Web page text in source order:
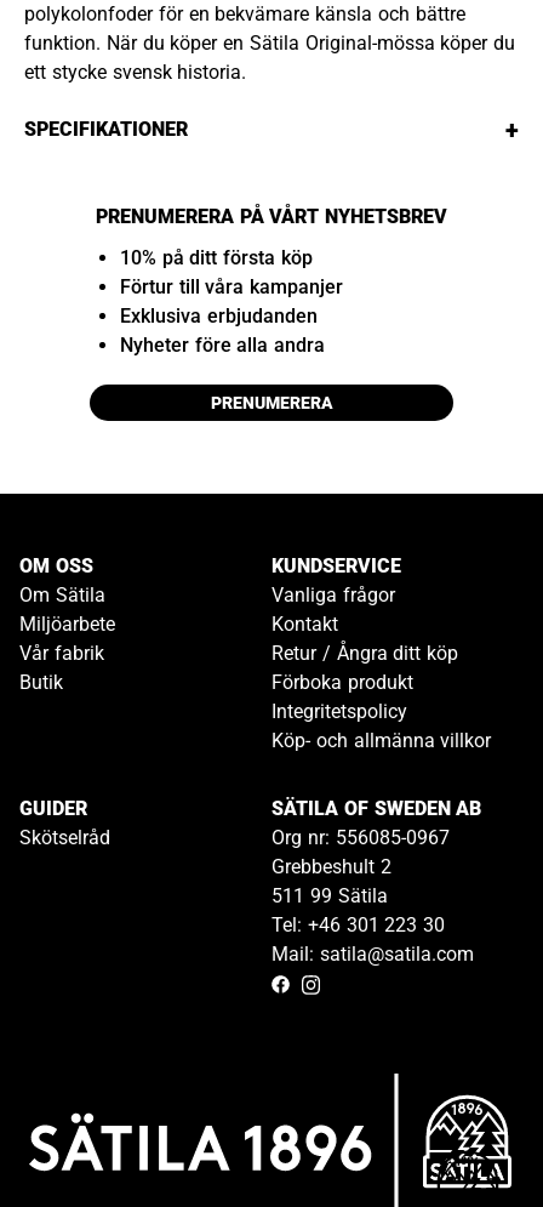
polykolonfoder för en bekvämare känsla och bättre
funktion. När du köper en Sätila Original-mössa köper du
ett stycke svensk historia.
SPECIFIKATIONER +
PRENUMERERA PÅ VÅRT NYHETSBREV
10% på ditt första köp
Förtur till våra kampanjer
Exklusiva erbjudanden
Nyheter före alla andra
PRENUMERERA
OM OSS
Om Sätila
Miljöarbete
Vår fabrik
Butik
KUNDSERVICE
Vanliga frågor
Kontakt
Retur / Ångra ditt köp
Förboka produkt
Integritetspolicy
Köp- och allmänna villkor
GUIDER
Skötselråd
SÄTILA OF SWEDEN AB
Org nr: 556085-0967
Grebbeshult 2
511 99 Sätila
Tel: +46 301 223 30
Mail: satila@satila.com